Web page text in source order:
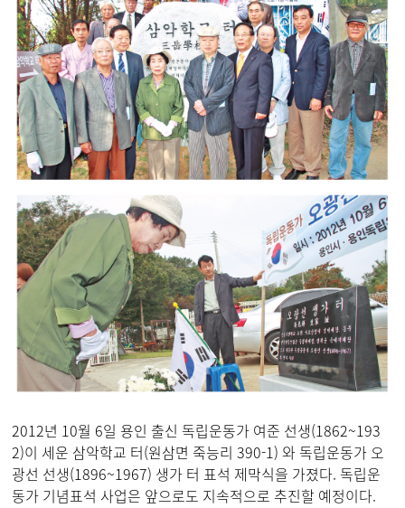
2012년 10월 6일 용인 출신 독립운동가 여준 선생(1862~193
2)이 세운 삼악학교 터(원삼면 죽능리 390-1) 와 독립운동가 오
광선 선생(1896~1967) 생가 터 표석 제막식을 가졌다. 독립운
동가 기념표석 사업은 앞으로도 지속적으로 추진할 예정이다.